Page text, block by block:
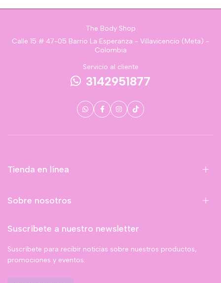
The Body Shop
Calle 15 # 47-05 Barrio La Esperanza - Villavicencio (Meta) -
Colombia
Servicio al cliente
3142951877
Tienda en línea
Sobre nosotros
Suscríbete a nuestro newsletter
Suscríbete para recibir noticias sobre nuestros productos,
promociones y eventos.